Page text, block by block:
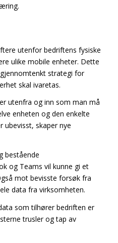
utenfor bedriftens fysiske
ulike mobile enheter. Dette
strategi for
skal ivaretas.
utenfra og inn som man må
enheten og den enkelte
ubevisst, skaper nye
bestående
og Teams vil kunne gi et
mot bevisste forsøk fra
data fra virksomheten.
som tilhører bedriften er
trusler og tap av